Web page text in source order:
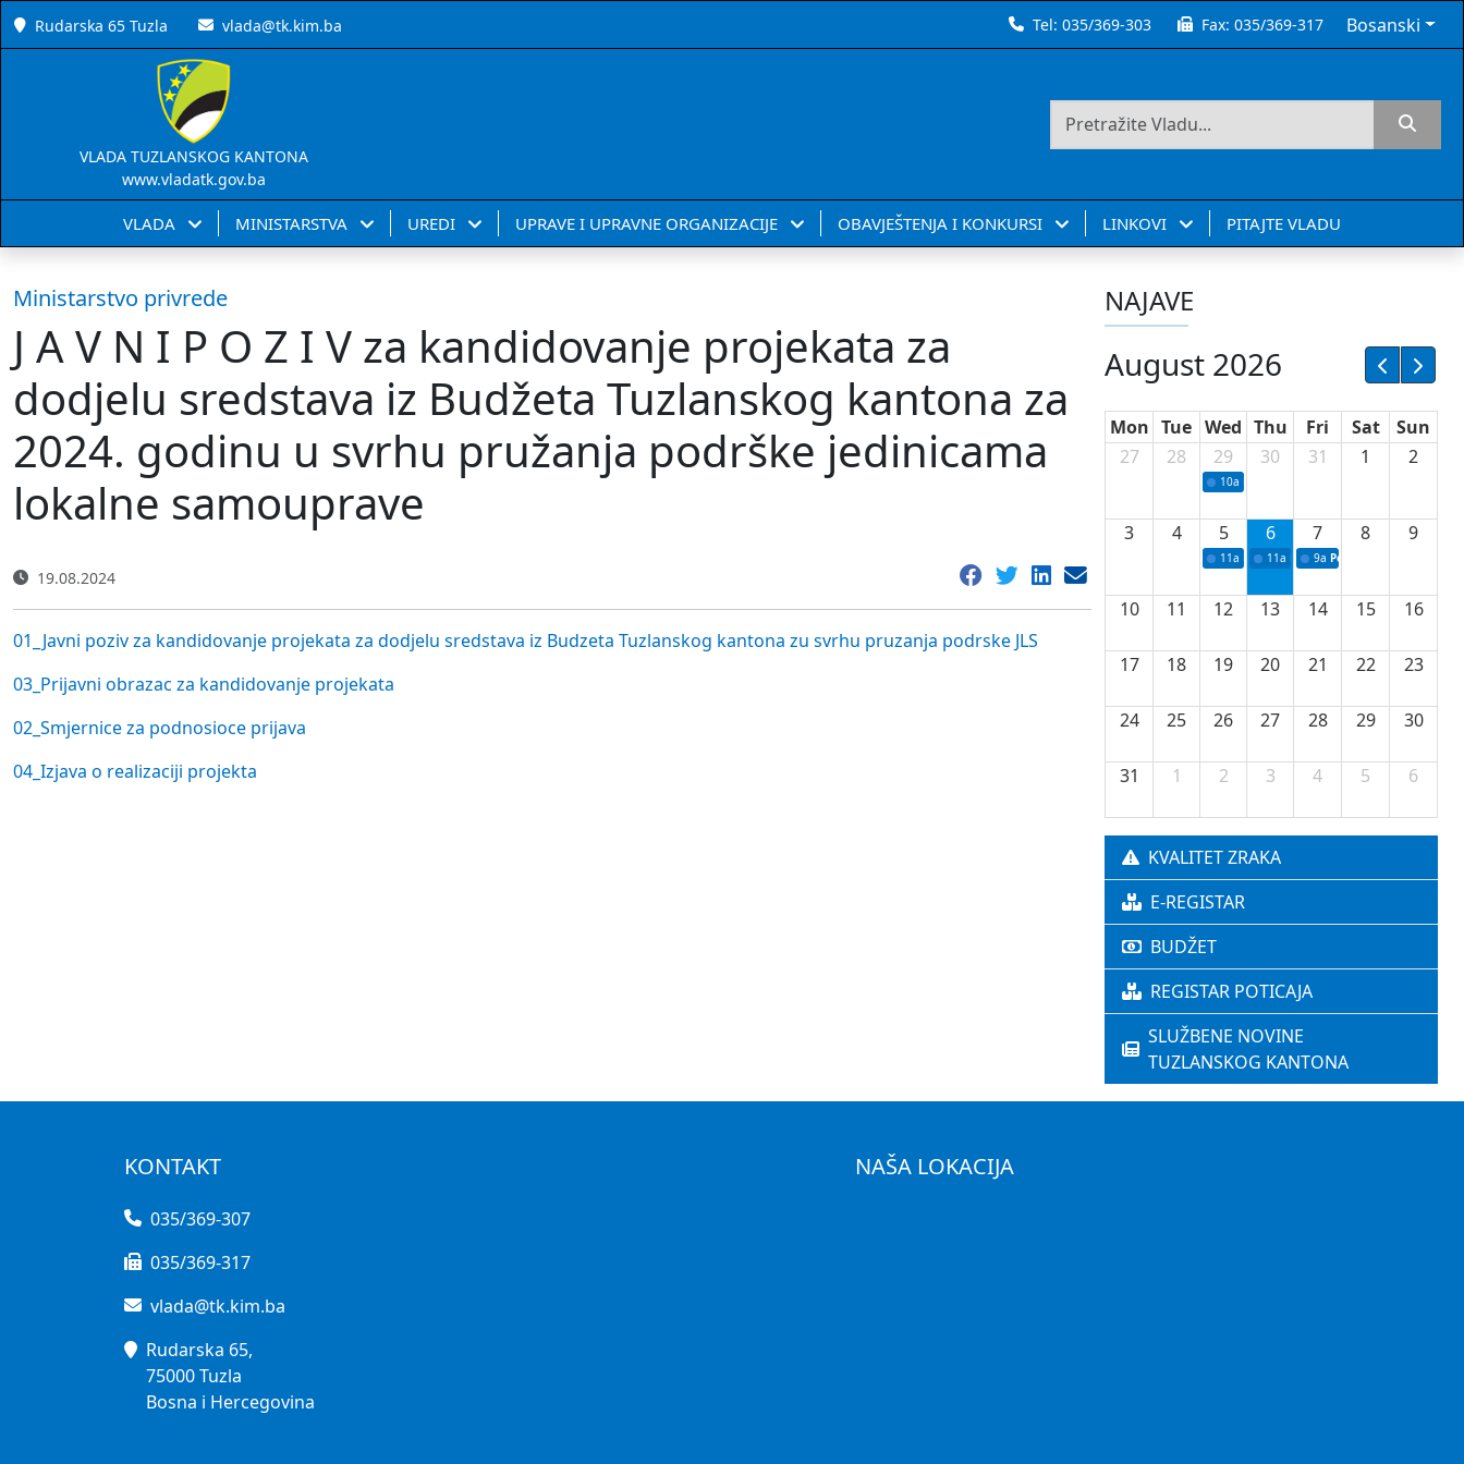
Rudarska 65 Tuzla vlada@tk.kim.ba Tel:035/369-303 Fax:035/369-317 Bosanski
VLADA TUZLANSKOG KANTONA
www.vladatk.gov.ba
VLADA MINISTARSTVA UREDI UPRAVE I UPRAVNE ORGANIZACIJE OBAVJEŠTENJA I KONKURSI LINKOVI PITAJTE VLADU
Ministarstvo privrede
J A V N I P O Z I V za kandidovanje projekata za
dodjelu sredstava iz Budžeta Tuzlanskog kantona za
2024. godinu u svrhu pružanja podrške jedinicama
lokalne samouprave
19.08.2024
01_Javni poziv za kandidovanje projekata za dodjelu sredstava iz Budzeta Tuzlanskog kantona zu svrhu pruzanja podrske JLS
03_Prijavni obrazac za kandidovanje projekata
02_Smjernice za podnosioce prijava
04_Izjava o realizaciji projekta
NAJAVE
August 2026
Mon Tue Wed Thu Fri Sat
Sun
27
28 29
10a Potpisivanje ugovora sa neprofitnim
30 31 1 2
3 4 5
11a Potpisivanje ugovora o stipendijama
6
11a Podrška razvoju vodne
7
9a Početak izgradnje nove
8 9
10 11 12 13 14 15 16
17 18 19 20 21 22 23
24 25 26 27 28 29 30
31 1 2 3 4 5 6
KVALITET ZRAKA
E-REGISTAR
BUDŽET
REGISTAR POTICAJA
SLUŽBENE NOVINE
TUZLANSKOG KANTONA
KONTAKT
035/369-307
035/369-317
vlada@tk.kim.ba
Rudarska 65,
75000 Tuzla
Bosna i Hercegovina
NAŠA LOKACIJA